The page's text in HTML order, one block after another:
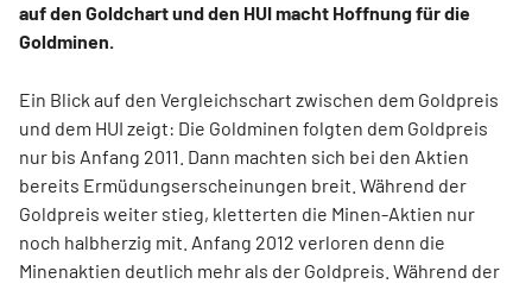
auf den Goldchart und den HUI macht Hoffnung für die
Goldminen.
Ein Blick auf den Vergleichschart zwischen dem Goldpreis
und dem HUI zeigt: Die Goldminen folgten dem Goldpreis
nur bis Anfang 2011. Dann machten sich bei den Aktien
bereits Ermüdungserscheinungen breit. Während der
Goldpreis weiter stieg, kletterten die Minen-Aktien nur
noch halbherzig mit. Anfang 2012 verloren denn die
Minenaktien deutlich mehr als der Goldpreis. Während der